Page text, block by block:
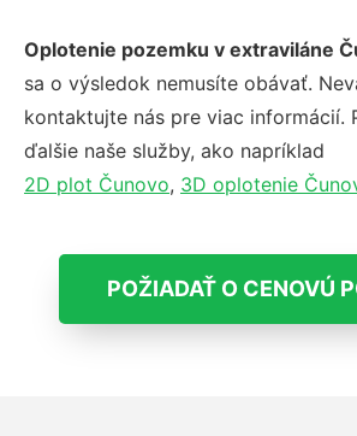
Oplotenie pozemku v extraviláne
sa o výsledok nemusíte obávať.
kontaktujte nás pre viac informácií.
ďalšie naše služby, ako napríklad
2D plot Čunovo, 3D oplotenie
POŽIADAŤ O CENOVÚ